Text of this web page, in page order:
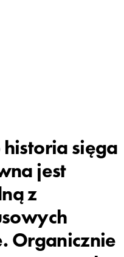
sięga
jest
z
Organicznie